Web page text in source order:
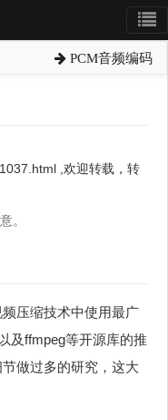
PCM音频编码
,欢迎转载，转
。
压缩技术中使用最广
及ffmpeg等开源库的推
做过多的研究，这大